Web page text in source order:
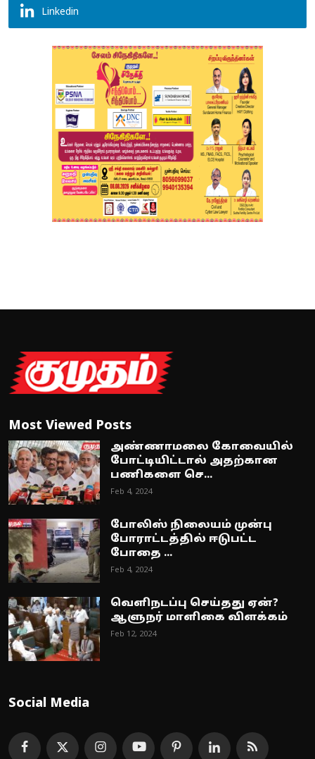
Linkedin
Most Viewed Posts
அண்ணாமலை கோவையில்
போட்டியிட்டால் அதற்கான
பணிகளை செ...
Feb 4, 2024
போலிஸ் நிலையம் முன்பு
போராட்டத்தில் ஈடுபட்ட
போதை ...
Feb 4, 2024
வெளிநடப்பு செய்தது ஏன்?
ஆளுநர் மாளிகை விளக்கம்
Feb 12, 2024
Social Media